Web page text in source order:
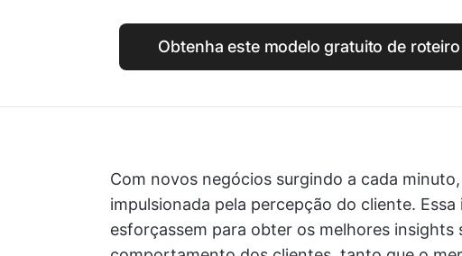
Obtenha este modelo gratuito de
Com novos negócios surgindo a cada
impulsionada pela percepção do cliente.
esforçassem para obter os melhores insights